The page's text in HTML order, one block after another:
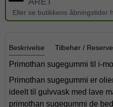
Eller se butikkens åbningstider
Beskrivelse Tilbehør /
Primothan sugegummi til i-
Primothan sugegummi er
ideelt til gulvvask med lave
primothan sugegummi de